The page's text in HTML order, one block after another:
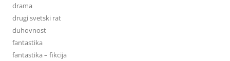
drama
drugi svetski rat
duhovnost
fantastika
fantastika – fikcija